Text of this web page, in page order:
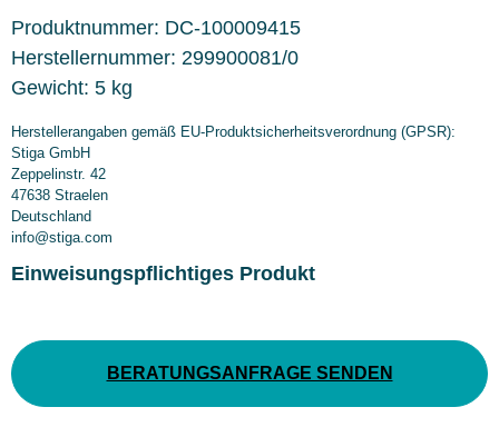
Produktnummer: DC-100009415
Herstellernummer: 299900081/0
Gewicht: 5 kg
Herstellerangaben gemäß EU-Produktsicherheitsverordnung (GPSR):
Stiga GmbH
Zeppelinstr. 42
47638 Straelen
Deutschland
info@stiga.com
Einweisungspflichtiges Produkt
BERATUNGSANFRAGE SENDEN